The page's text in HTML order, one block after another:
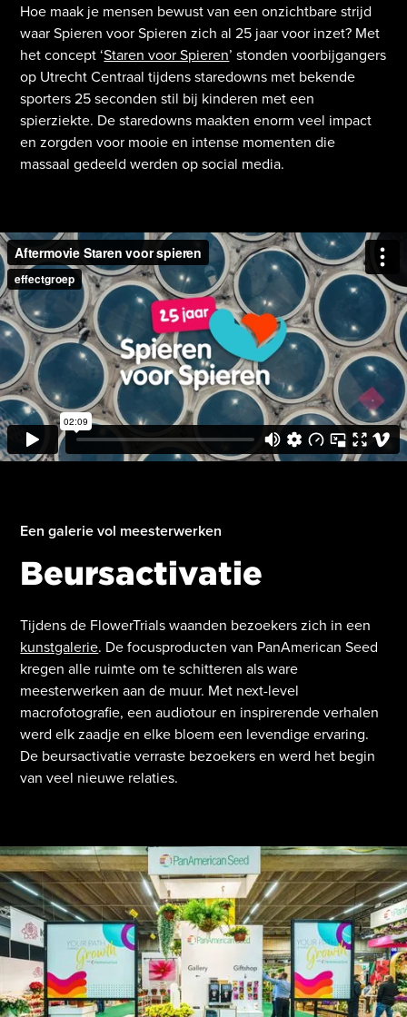
Hoe maak je mensen bewust van een onzichtbare strijd
waar Spieren voor Spieren zich al 25 jaar voor inzet? Met
het concept ‘Staren voor Spieren’ stonden voorbijgangers
op Utrecht Centraal tijdens staredowns met bekende
sporters 25 seconden stil bij kinderen met een
spierziekte. De staredowns maakten enorm veel impact
en zorgden voor mooie en intense momenten die
massaal gedeeld werden op social media.
Een galerie vol meesterwerken
Beursactivatie
Tijdens de FlowerTrials waanden bezoekers zich in een
kunstgalerie. De focusproducten van PanAmerican Seed
kregen alle ruimte om te schitteren als ware
meesterwerken aan de muur. Met next-level
macrofotografie, een audiotour en inspirerende verhalen
werd elk zaadje en elke bloem een levendige ervaring.
De beursactivatie verraste bezoekers en werd het begin
van veel nieuwe relaties.